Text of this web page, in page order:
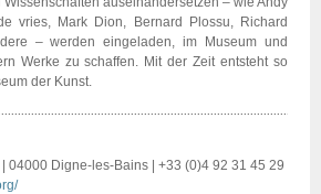
vries, Mark Dion, Bernard Plossu, Richard
– werden eingeladen, im Museum und
Werke zu schaffen. Mit der Zeit entsteht so
der Kunst.
04000 Digne-les-Bains | +33 (0)4 92 31 45 29